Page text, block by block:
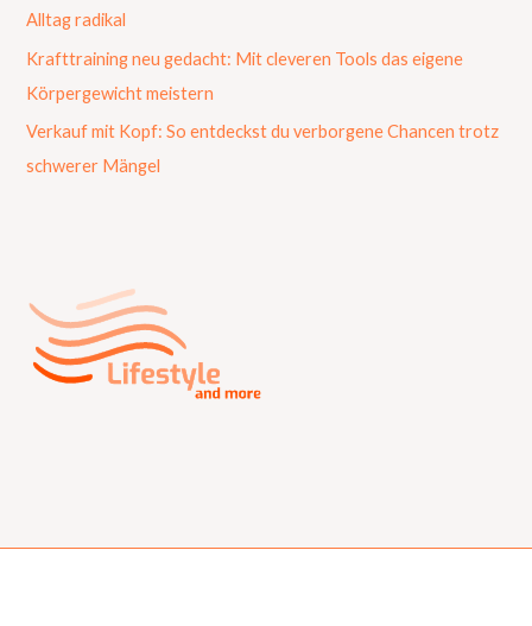
Alltag radikal
Krafttraining neu gedacht: Mit cleveren Tools das eigene
Körpergewicht meistern
Verkauf mit Kopf: So entdeckst du verborgene Chancen trotz
schwerer Mängel